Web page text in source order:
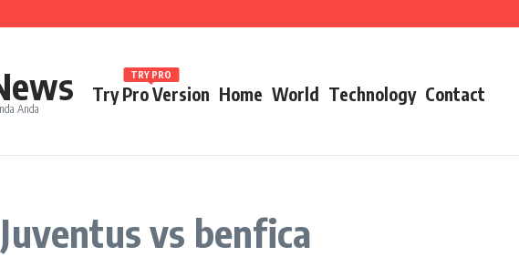
Timnas Italia
Anda
Try Pro Version
TRY PRO
Home World Technology Contact
vs benfica